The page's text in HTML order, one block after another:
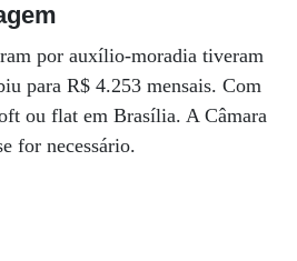
por auxílio-moradia tiveram
para R$ 4.253 mensais. Com
ou flat em Brasília. A Câmara
for necessário.